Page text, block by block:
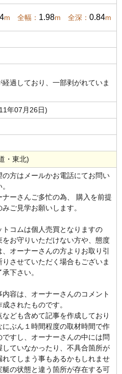
m 全幅： 1.98m 全深： 0.84m
経過しており、一部剥がれていま
年07月26日)
・東北)
の方はメールかお電話にてお問い
ナーさんご多忙の為、 購入を前提
ご見学お願いします。
トコムは個人売買となりますの
をお守りいただけない方や、態度
オーナーさんの方よりお取り引
りさせていただく場合もございま
下さい。
内容は、オーナーさんのコメント
されたものです。
なども含めて記事を作成しており
にぶん１時間程度の取材時間で作
ですし、オーナーさんの中には問
していなかったり、不具合箇所が
れてしまう事もあるかもしれませ
艇の状態と違う箇所が存在する可